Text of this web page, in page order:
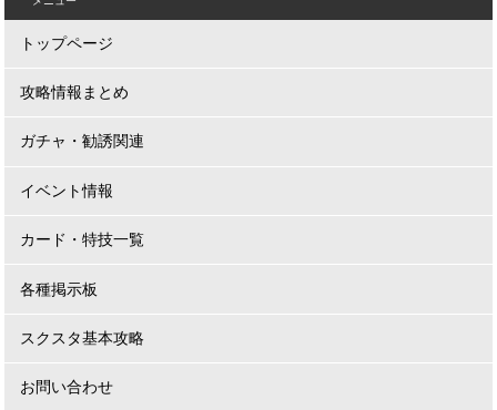
トップページ
攻略情報まとめ
ガチャ・勧誘関連
イベント情報
カード・特技一覧
各種掲示板
スクスタ基本攻略
お問い合わせ